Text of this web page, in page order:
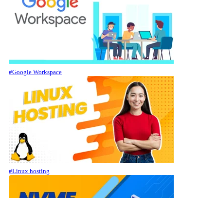
#Google Workspace
#Linux hosting